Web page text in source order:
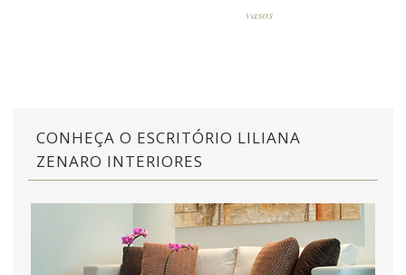
vasos
CONHEÇA O ESCRITÓRIO LILIANA
ZENARO INTERIORES